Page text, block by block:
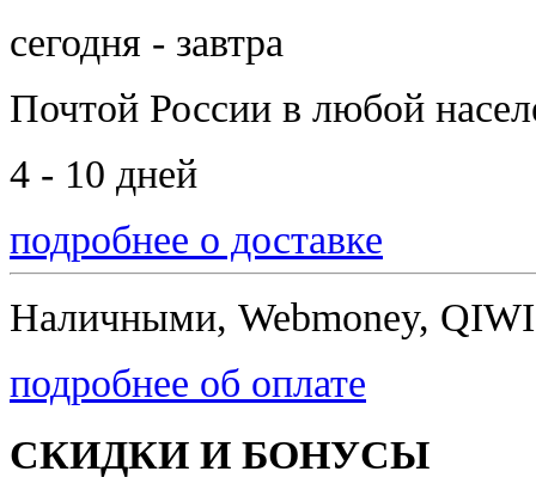
сегодня - завтра
Почтой России в любой
4 - 10 дней
подробнее о доставке
Наличными, Webmoney,
подробнее об оплате
СКИДКИ И БОНУСЫ